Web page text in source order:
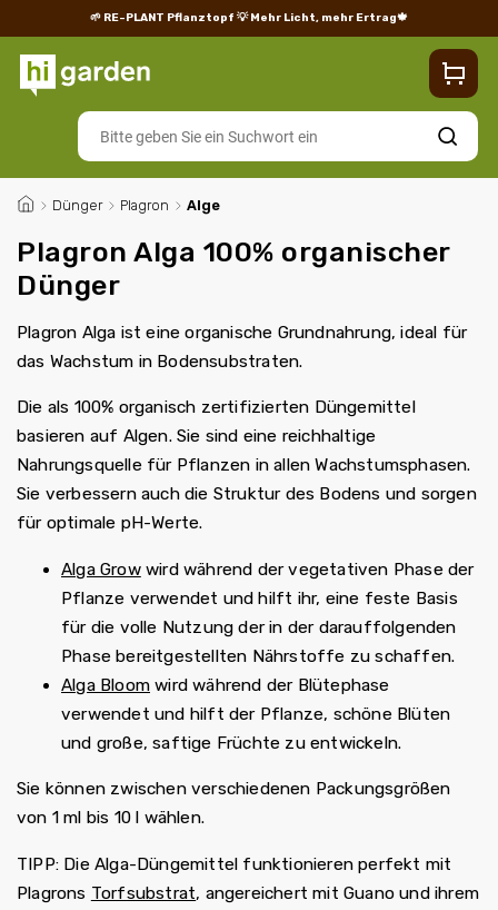
🌱 RE-PLANT Pflanztopf 💡 Mehr Licht, mehr Ertrag🍁
Suchen
/ Dünger / Plagron / Alge
Plagron Alga 100% organischer
Dünger
Plagron Alga ist eine organische Grundnahrung, ideal für
das Wachstum in Bodensubstraten.
Die als 100% organisch zertifizierten Düngemittel
basieren auf Algen. Sie sind eine reichhaltige
Nahrungsquelle für Pflanzen in allen Wachstumsphasen.
Sie verbessern auch die Struktur des Bodens und sorgen
für optimale pH-Werte.
Alga Growwird während der vegetativen Phase der
Pflanze verwendet und hilft ihr, eine feste Basis
für die volle Nutzung der in der darauffolgenden
Phase bereitgestellten Nährstoffe zu schaffen.
Alga Bloom wird während der Blütephase
verwendet und hilft der Pflanze, schöne Blüten
und große, saftige Früchte zu entwickeln.
Sie können zwischen verschiedenen Packungsgrößen
von 1 ml bis 10 l wählen.
TIPP: Die Alga-Düngemittel funktionieren perfekt mit
Plagrons Torfsubstrat, angereichert mit Guano und ihrem